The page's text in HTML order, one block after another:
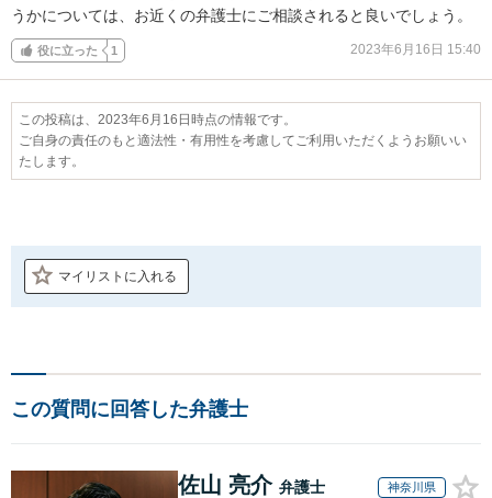
うかについては、お近くの弁護士にご相談されると良いでしょう。
役に立った 1 2023年6月16日 15:40
この投稿は、2023年6月16日時点の情報です。
ご自身の責任のもと適法性・有用性を考慮してご利用いただくようお願いい
たします。
マイリストに入れる
この質問に回答した弁護士
佐山 亮介 弁護士 神奈川県